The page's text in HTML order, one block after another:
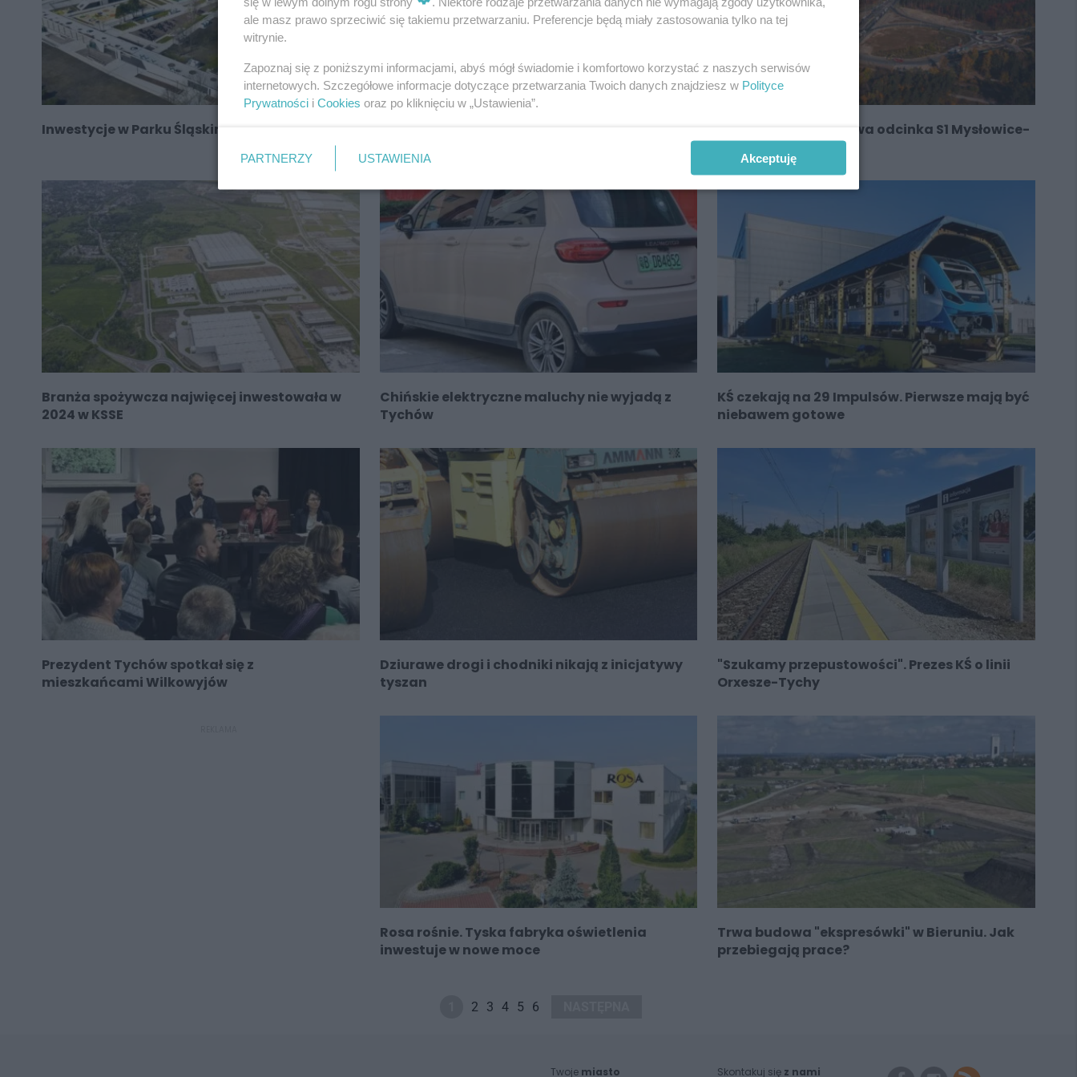
Inwestycje w Parku Śląskim. WIDEO
Wkrótce ruszy budowa odcinka S1 Mysłowice-
Bieruń
Branża spożywcza najwięcej inwestowała w
2024 w KSSE
Chińskie elektryczne maluchy nie wyjadą z
Tychów
KŚ czekają na 29 Impulsów. Pierwsze mają być
niebawem gotowe
Prezydent Tychów spotkał się z
mieszkańcami Wilkowyjów
Dziurawe drogi i chodniki nikają z inicjatywy
tyszan
"Szukamy przepustowości". Prezes KŚ o linii
Orxesze-Tychy
Rosa rośnie. Tyska fabryka oświetlenia
inwestuje w nowe moce
Trwa budowa "ekspresówki" w Bieruniu. Jak
przebiegają prace?
2 3 4 5 6
Twoje miasto Skontakuj się z nami
ale masz prawo sprzeciwić się takiemu przetwarzaniu. Preferencje będą miały zastosowania tylko na tej
witrynie.
Zapoznaj się z poniższymi informacjami, abyś mógł świadomie i komfortowo korzystać z naszych serwisów
internetowych. Szczegółowe informacje dotyczące przetwarzania Twoich danych znajdziesz w Polityce
Prywatności i Cookies oraz po kliknięciu w „Ustawienia”.
PARTNERZY USTAWIENIA Akceptuję